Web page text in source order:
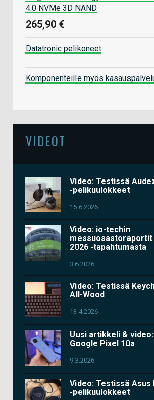
4.0 NVMe 3D NAND
265,90 €
Datatronic pelikoneet
Komponenteille myös
VIDEOT
Video: Testissä
-pelikuulokkeet
15.6.2026
Video: io-techin
messuosastoraportit
2026 -tapahtumasta
3.6.2026
Video: Testissä
All-Wood
13.4.2026
Uusi artikkeli &
Google Pixel 10a
9.3.2026
Video: Testissä Asus
-pelikuulokkeet